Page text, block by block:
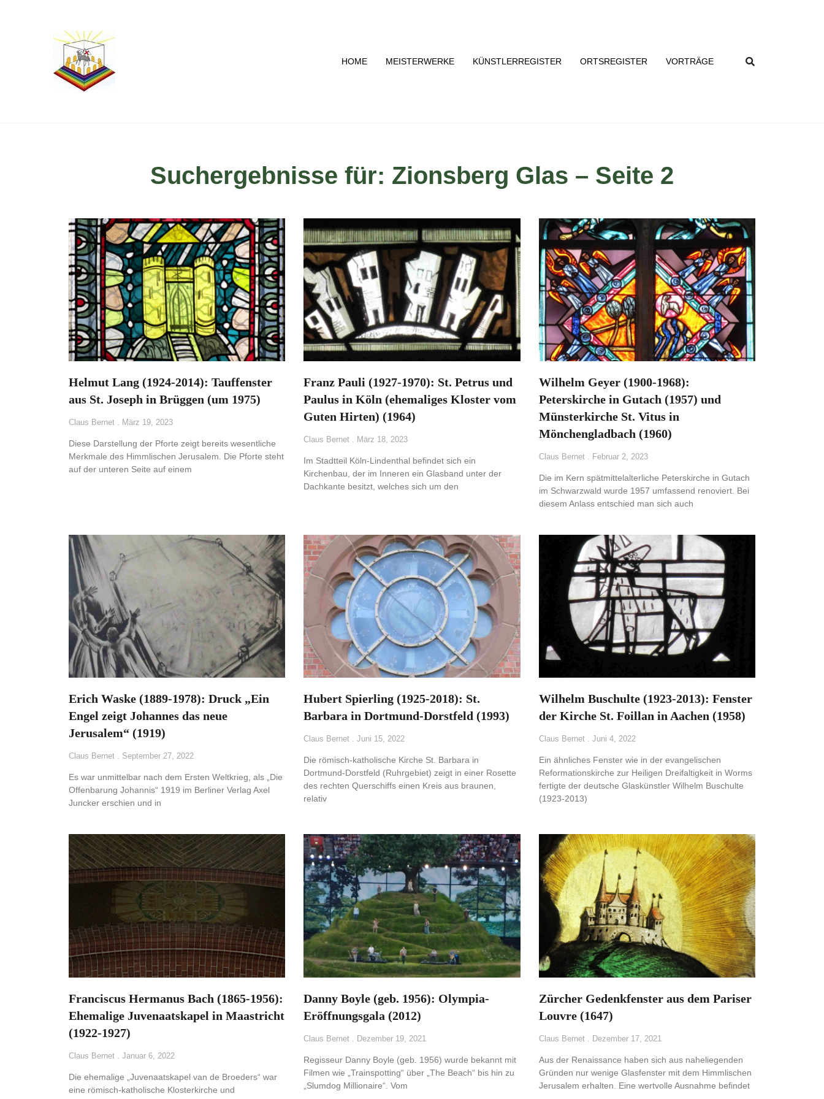
HOME MEISTERWERKE KÜNSTLERREGISTER ORTSREGISTER VORTRÄGE
Suchergebnisse für: Zionsberg Glas – Seite 2
Helmut Lang (1924-2014): Tauffenster
aus St. Joseph in Brüggen (um 1975)
Claus Bernet März 19, 2023
Diese Darstellung der Pforte zeigt bereits wesentliche
Merkmale des Himmlischen Jerusalem. Die Pforte steht
auf der unteren Seite auf einem
Franz Pauli (1927-1970): St. Petrus und
Paulus in Köln (ehemaliges Kloster vom
Guten Hirten) (1964)
Claus Bernet März 18, 2023
Im Stadtteil Köln-Lindenthal befindet sich ein
Kirchenbau, der im Inneren ein Glasband unter der
Dachkante besitzt, welches sich um den
Wilhelm Geyer (1900-1968):
Peterskirche in Gutach (1957) und
Münsterkirche St. Vitus in
Mönchengladbach (1960)
Claus Bernet Februar 2, 2023
Die im Kern spätmittelalterliche Peterskirche in Gutach
im Schwarzwald wurde 1957 umfassend renoviert. Bei
diesem Anlass entschied man sich auch
Erich Waske (1889-1978): Druck „Ein
Engel zeigt Johannes das neue
Jerusalem“ (1919)
Claus Bernet September 27, 2022
Es war unmittelbar nach dem Ersten Weltkrieg, als „Die
Offenbarung Johannis“ 1919 im Berliner Verlag Axel
Juncker erschien und in
Hubert Spierling (1925-2018): St.
Barbara in Dortmund-Dorstfeld (1993)
Claus Bernet Juni 15, 2022
Die römisch-katholische Kirche St. Barbara in
Dortmund-Dorstfeld (Ruhrgebiet) zeigt in einer Rosette
des rechten Querschiffs einen Kreis aus braunen,
relativ
Wilhelm Buschulte (1923-2013): Fenster
der Kirche St. Foillan in Aachen (1958)
Claus Bernet Juni 4, 2022
Ein ähnliches Fenster wie in der evangelischen
Reformationskirche zur Heiligen Dreifaltigkeit in Worms
fertigte der deutsche Glaskünstler Wilhelm Buschulte
(1923-2013)
Franciscus Hermanus Bach (1865-1956):
Ehemalige Juvenaatskapel in Maastricht
(1922-1927)
Claus Bernet Januar 6, 2022
Die ehemalige „Juvenaatskapel van de Broeders“ war
eine römisch-katholische Klosterkirche und
Danny Boyle (geb. 1956): Olympia-
Eröffnungsgala (2012)
Claus Bernet Dezember 19, 2021
Regisseur Danny Boyle (geb. 1956) wurde bekannt mit
Filmen wie „Trainspotting“ über „The Beach“ bis hin zu
„Slumdog Millionaire“. Vom
Zürcher Gedenkfenster aus dem Pariser
Louvre (1647)
Claus Bernet Dezember 17, 2021
Aus der Renaissance haben sich aus naheliegenden
Gründen nur wenige Glasfenster mit dem Himmlischen
Jerusalem erhalten. Eine wertvolle Ausnahme befindet